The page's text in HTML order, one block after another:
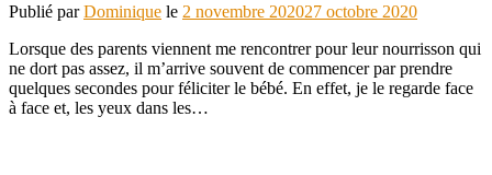
Publié parDominique le 2 novembre 202027 octobre 2020
Lorsque des parents viennent me rencontrer pour leur nourrisson qui
ne dort pas assez, il m’arrive souvent de commencer par prendre
quelques secondes pour féliciter le bébé. En effet, je le regarde face
à face et, les yeux dans les…